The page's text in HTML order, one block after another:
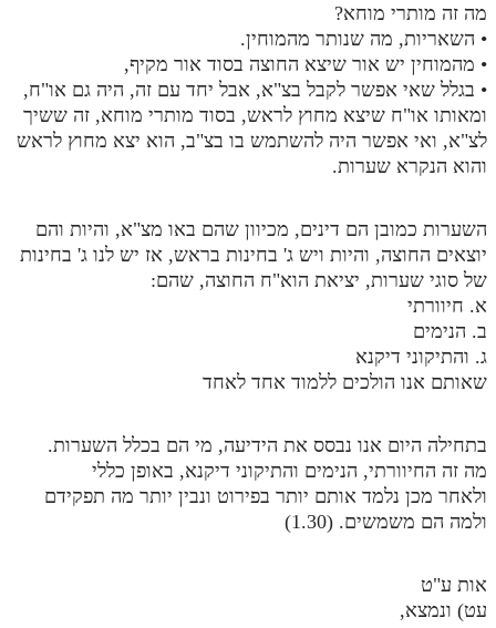
תלמוד עשר הספירות חלק יד
תלמוד עשר הספירות חלק טו
תלמוד עשר הספירות חלק טז
בית שער הכוונות
אודות האתר
בעל הסולם
לאתר ספר הרב
מה זה מותרי מוחא?
• השאריות, מה שנותר מהמוחין.
• מהמוחין יש אור שיצא החוצה בסוד אור מקיף,
• בגלל שאי אפשר לקבל בצ"א, אבל יחד עם זה, היה גם או"ח,
ומאותו או"ח שיצא מחוץ לראש, בסוד מותרי מוחא, זה ששיך
לצ"א, ואי אפשר היה להשתמש בו בצ"ב, הוא יצא מחוץ לראש
והוא הנקרא שערות.
השערות כמובן הם דינים, מכיוון שהם באו מצ"א, והיות והם
יוצאים החוצה, והיות ויש ג' בחינות בראש, אז יש לנו ג' בחינות
של סוגי שערות, יציאת הוא"ח החוצה, שהם:
א. חיוורתי
ב. הנימים
ג. והתיקוני דיקנא
שאותם אנו הולכים ללמוד אחד לאחד
בתחילה היום אנו נבסס את הידיעה, מי הם בכלל השערות.
מה זה החיוורתי, הנימים והתיקוני דיקנא, באופן כללי
ולאחר מכן נלמד אותם יותר בפירוט ונבין יותר מה תפקידם
ולמה הם משמשים. (1.30)
אות ע"ט
עט) ונמצא,